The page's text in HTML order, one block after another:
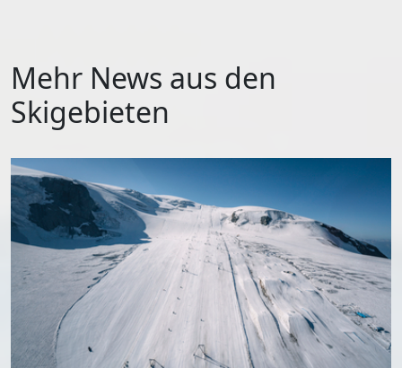
Mehr News aus den
Skigebieten